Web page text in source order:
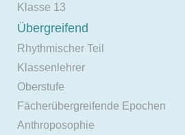
Klasse 13
Übergreifend
Rhythmischer Teil
Klassenlehrer
Oberstufe
Fächerübergreifende Epochen
Anthroposophie